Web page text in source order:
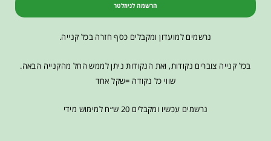
הרשמה לניוזלטר
נרשמים למועדון ומקבלים כסף חזרה בכל קנייה.
בכל קנייה צוברים נקודות, ואת הנקודות ניתן לממש החל מהקנייה הבאה.
שווי כל נקודה =שקל אחד
נרשמים עכשיו ומקבלים 20 ש״ח למימוש מידי